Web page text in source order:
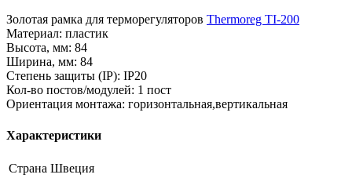
Золотая рамка для терморегуляторов Thermoreg TI-200
Материал: пластик
Высота, мм: 84
Ширина, мм: 84
Степень защиты (IP): IP20
Кол-во постов/модулей: 1 пост
Ориентация монтажа: горизонтальная,вертикальная
Характеристики
Страна Швеция